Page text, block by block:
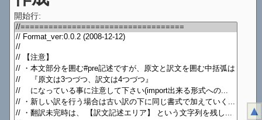
開始行:
▲